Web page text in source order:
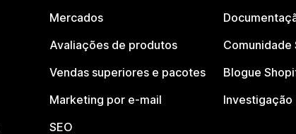
Mercados
Avaliações de produtos
Vendas superiores e pacotes
Marketing por e-mail
SEO
Comunidade
Blogue
Investigação